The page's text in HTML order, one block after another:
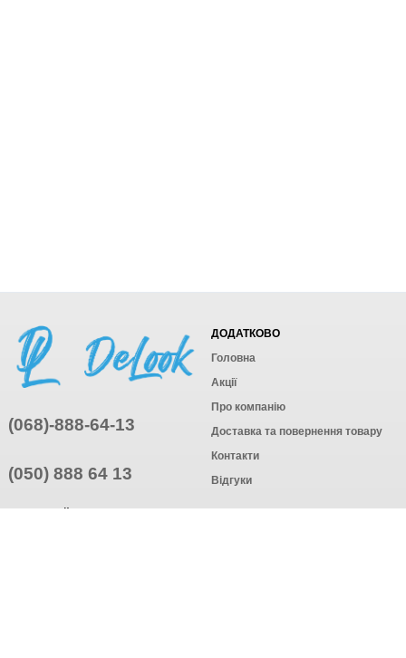
(068)-888-64-13
(050) 888 64 13
ДОДАТКОВО
Головна
Акції
Про компанію
Доставка та повернення товару
Контакти
Відгуки